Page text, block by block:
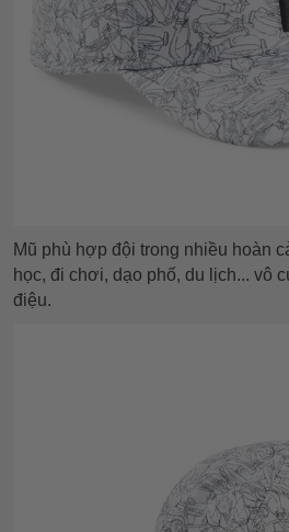
Mũ phù hợp đội trong nhiều hoàn
học, đi chơi, dạo phố, du lịch... vô
điệu.